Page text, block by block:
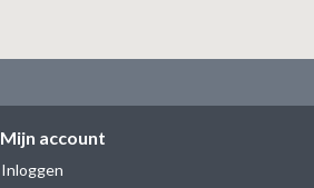
Mijn account
Inloggen